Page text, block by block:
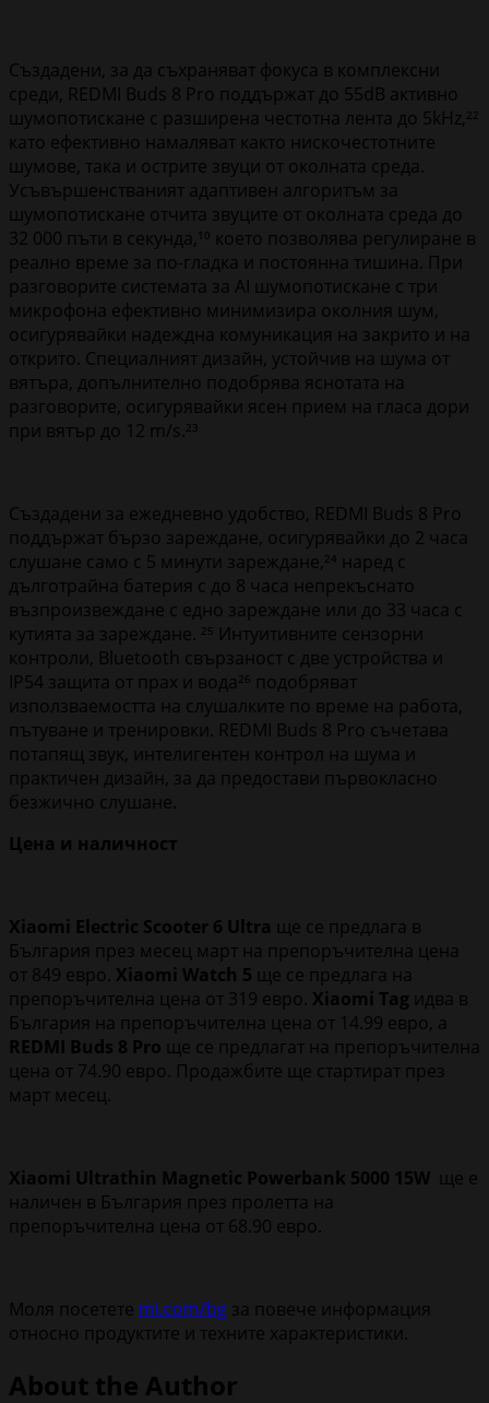
Създадени, за да съхраняват фокуса в комплексни
среди, REDMI Buds 8 Pro поддържат до 55dB активно
шумопотискане с разширена честотна лента до 5kHz,²²
като ефективно намаляват както нискочестотните
шумове, така и острите звуци от околната среда.
Усъвършенстваният адаптивен алгоритъм за
шумопотискане отчита звуците от околната среда до
32 000 пъти в секунда,¹⁰ което позволява регулиране в
реално време за по-гладка и постоянна тишина. При
разговорите системата за AI шумопотискане с три
микрофона ефективно минимизира околния шум,
осигурявайки надеждна комуникация на закрито и на
открито. Специалният дизайн, устойчив на шума от
вятъра, допълнително подобрява яснотата на
разговорите, осигурявайки ясен прием на гласа дори
при вятър до 12 m/s.²³
Създадени за ежедневно удобство, REDMI Buds 8 Pro
поддържат бързо зареждане, осигурявайки до 2 часа
слушане само с 5 минути зареждане,²⁴ наред с
дълготрайна батерия с до 8 часа непрекъснато
възпроизвеждане с едно зареждане или до 33 часа с
кутията за зареждане. ²⁵ Интуитивните сензорни
контроли, Bluetooth свързаност с две устройства и
IP54 защита от прах и вода²⁶ подобряват
използваемостта на слушалките по време на работа,
пътуване и тренировки. REDMI Buds 8 Pro съчетава
потапящ звук, интелигентен контрол на шума и
практичен дизайн, за да предостави първокласно
безжично слушане.
Цена и наличност
Xiaomi Electric Scooter 6 Ultra ще се предлага в
България през месец март на препоръчителна цена
от 849 евро. Xiaomi Watch 5 ще се предлага на
препоръчителна цена от 319 евро. Xiaomi Tag идва в
България на препоръчителна цена от 14.99 евро, а
REDMI Buds 8 Pro ще се предлагат на препоръчителна
цена от 74.90 евро. Продажбите ще стартират през
март месец.
Xiaomi Ultrathin Magnetic Powerbank 5000 15W ще е
наличен в България през пролетта на
препоръчителна цена от 68.90 евро.
Моля посетете mi.com/bg за повече информация
относно продуктите и техните характеристики.
About the Author